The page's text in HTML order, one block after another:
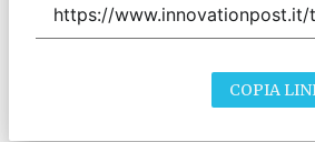
COPIA